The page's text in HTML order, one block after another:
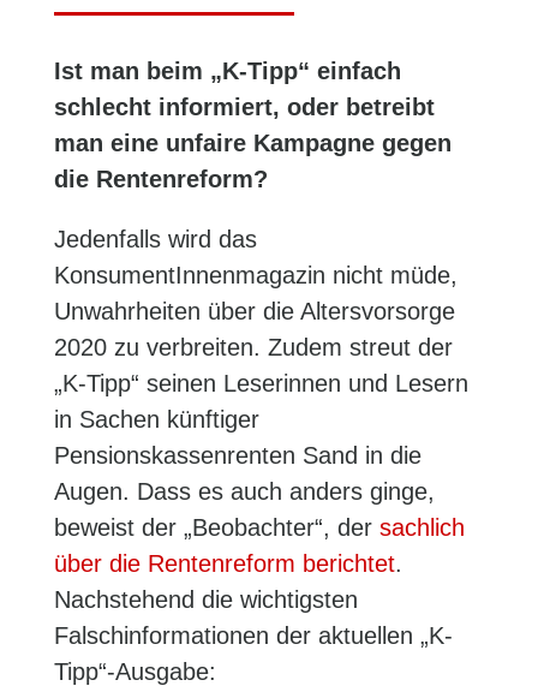
Ist man beim „K-Tipp“ einfach
schlecht informiert, oder betreibt
man eine unfaire Kampagne gegen
die Rentenreform?
Jedenfalls wird das
KonsumentInnenmagazin nicht müde,
Unwahrheiten über die Altersvorsorge
2020 zu verbreiten. Zudem streut der
„K-Tipp“ seinen Leserinnen und Lesern
in Sachen künftiger
Pensionskassenrenten Sand in die
Augen. Dass es auch anders ginge,
beweist der „Beobachter“, der sachlich
über die Rentenreform berichtet.
Nachstehend die wichtigsten
Falschinformationen der aktuellen „K-
Tipp“-Ausgabe: